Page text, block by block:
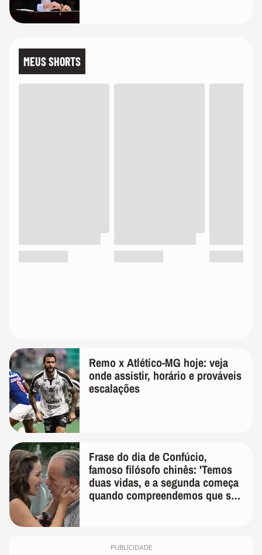
MEUS SHORTS
Remo x Atlético-MG hoje: veja
onde assistir, horário e prováveis
escalações
Frase do dia de Confúcio,
famoso filósofo chinês: 'Temos
duas vidas, e a segunda começa
quando compreendemos que só
PUBLICIDADE